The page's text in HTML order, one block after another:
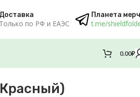
Доставка
Только по РФ и ЕАЭС
Планета
t.me/
0.00₽